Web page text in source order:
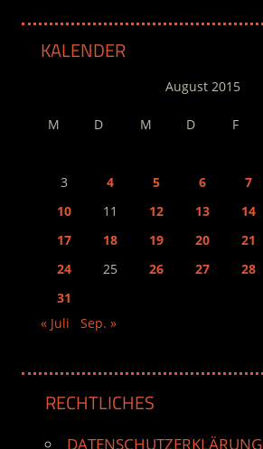
KALENDER
August 2015
M D M D F
3
4 5 6 7
10
11 12 13 14
17
18 19 20 21
24
25 26 27 28
31
« Juli
Sep. »
RECHTLICHES
DATENSCHUTZERKLÄRUNG